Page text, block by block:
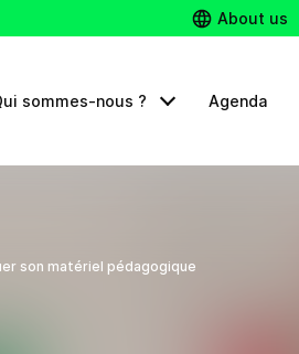
About us
sommes-nous ? Agenda
son matériel pédagogique